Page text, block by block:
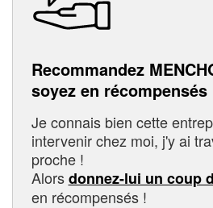
Recommandez
soyez en récompensés
Je connais bien cette
intervenir chez moi, j'y ai
proche !
Alorsdonnez-lui un coup
en récompensés !